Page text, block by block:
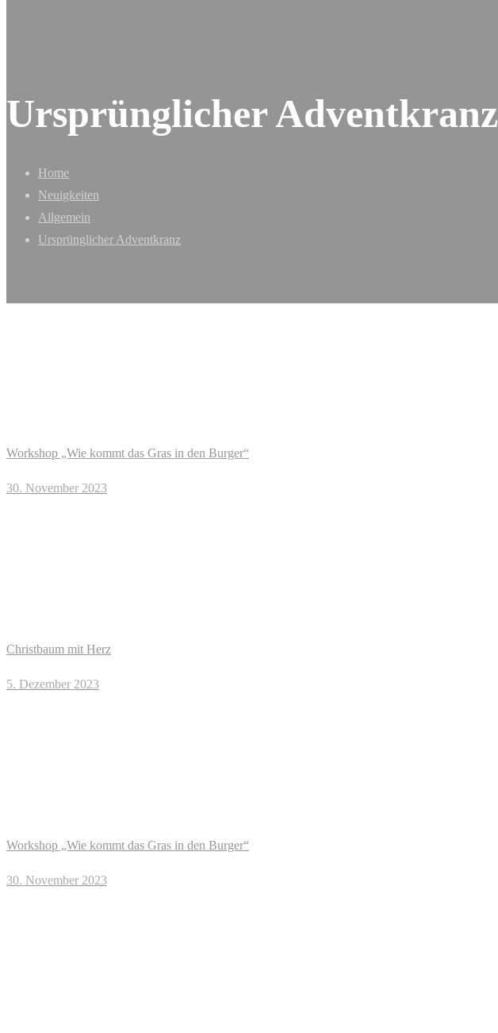
Ursprünglicher Adventkranz
Home
Neuigkeiten
Allgemein
Ursprünglicher Adventkranz
Workshop „Wie kommt das Gras in den Burger“
30. November 2023
Christbaum mit Herz
5. Dezember 2023
Workshop „Wie kommt das Gras in den Burger“
30. November 2023